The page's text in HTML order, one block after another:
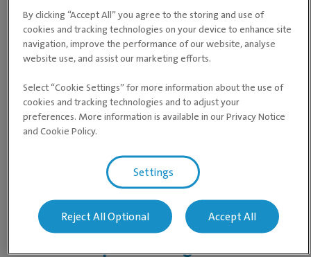
või pane toidule raskusi.
Liikumise vältimine:ära lase koeral joosta tund enne ja
pärast sööki.
Kokkuvõte
Maokeerd koeralon ootamatult tekkiv eluohtlik seisund.
Kiire tegutsemine ja õigeaegne ravi on elupäästvad.
Ennetava gastropeksia kaalumine on soovitatav suurtele ja
sügava rinnakorviga koertele, eriti kui suguvõsas on
maokeeru juhtumeid.
Kui kahtlustad oma koeral
maokeerdumist, pöördu kohe
By clicking “Accept All” you agree to the storing and use of
cookies and tracking technologies on your device to enhance site
navigation, improve the performance of our website, analyse
website use, and assist our marketing efforts.
Select “Cookie Settings” for more information about the use of
cookies and tracking technologies and to adjust your
preferences. More information is available in our Privacy Notice
and Cookie Policy.
Settings
Reject All Optional Accept All